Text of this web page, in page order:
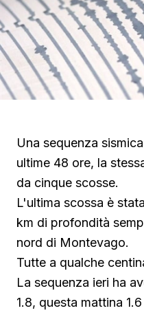
Una sequenza
ultime 48 ore, la
da cinque scosse.
L'ultima scossa è
km di profondità
nord di Montevago.
Tutte a qualche
La sequenza ieri ha
1.8, questa mattina